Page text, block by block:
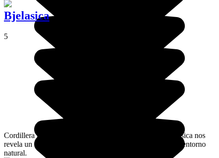
Bjelasica
5
Cordillera montañosa del este del país, el macizo de Bjelasica nos
revela un magnífico panorama verde en un extraordinario entorno
natural.